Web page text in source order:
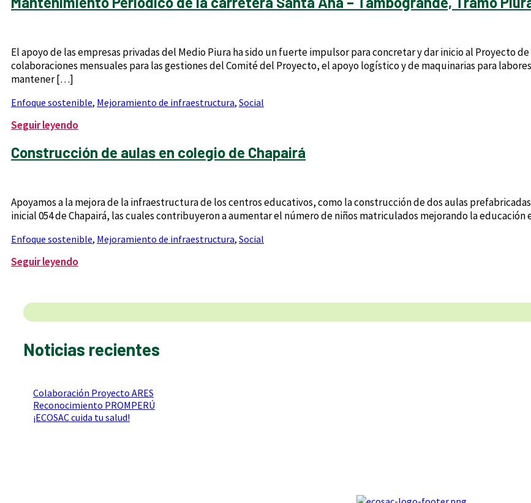
El apoyo de las empresas privadas del Medio Piura ha sido un fuerte impulsor para concretar y dar inicio al Proyecto
colaboraciones mensuales para las gestiones del Comité del Proyecto, el apoyo logístico y de maquinarias para
mantener […]
Enfoque sostenible, Mejoramiento de infraestructura, Social
Seguir leyendo
Construcción de aulas en colegio de Chapairá
Apoyamos a la mejora de la infraestructura de los centros educativos, como la construcción de dos aulas
inicial 054 de Chapairá, las cuales contribuyeron a aumentar el número de niños matriculados mejorando la educación
Enfoque sostenible, Mejoramiento de infraestructura, Social
Seguir leyendo
Noticias recientes
Colaboración Proyecto ARES
Reconocimiento PROMPERÚ
¡ECOSAC cuida tu salud!